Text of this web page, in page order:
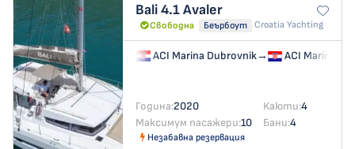
Bali 4.1Avaler
Свободна Беърбоут Croatia Yachting
ACI Marina Dubrovnik→ ACI Marina
Година:2020 Каюти:4
Максимум пасажери:10 Бани:4
Незабавна резервация